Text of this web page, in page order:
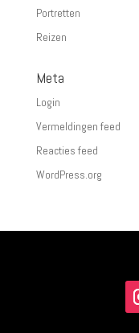
Portretten
Reizen
Meta
Login
Vermeldingen feed
Reacties feed
WordPress.org